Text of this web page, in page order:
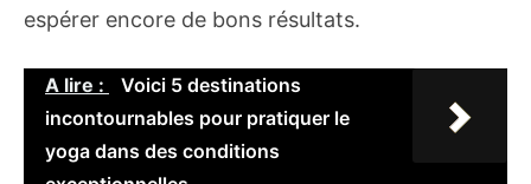
espérer encore de bons résultats.
A lire :
Voici 5 destinations
incontournables pour pratiquer le
yoga dans des conditions